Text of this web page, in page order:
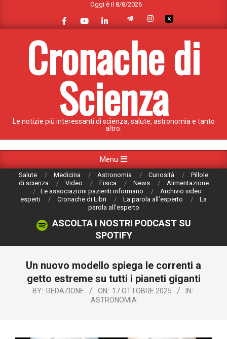
content
Oggi è il 8/8/2026
Cronache di
Scienza
Le notizie più interessanti di scienza, salute, astronomia e tanto
altro.
Navigation
Menu
Salute Medicina Astronomia Curiosità
Pillole
di scienza
Video Fisica News
Alimentazione
Le associazioni pazienti informano
Archivio video
esperti
Cronache di Libri La parola all’esperto
La
parola all’esperto
ASCOLTA I NOSTRI PODCAST SU
SPOTIFY
Un nuovo modello spiega le correnti a
getto estreme su tutti i pianeti giganti
BY: REDAZIONE ON: 17 OTTOBRE 2025
IN:
ASTRONOMIA